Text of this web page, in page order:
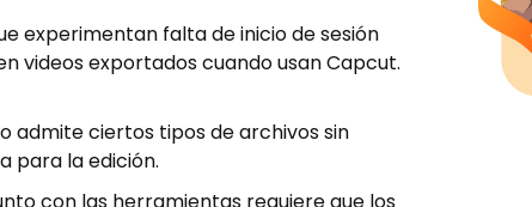
experimentan falta de inicio de sesión
videos exportados cuando usan Capcut.
admite ciertos tipos de archivos sin
para la edición.
con las herramientas requiere que los